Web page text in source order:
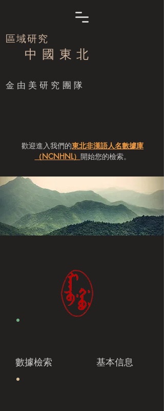
區域研究
中 國 東 北
​金由美研究團隊
歡迎進入我們的東北非漢語人名數據庫
（NCNHNL） 開始您的檢索。
數據檢索 基本信息